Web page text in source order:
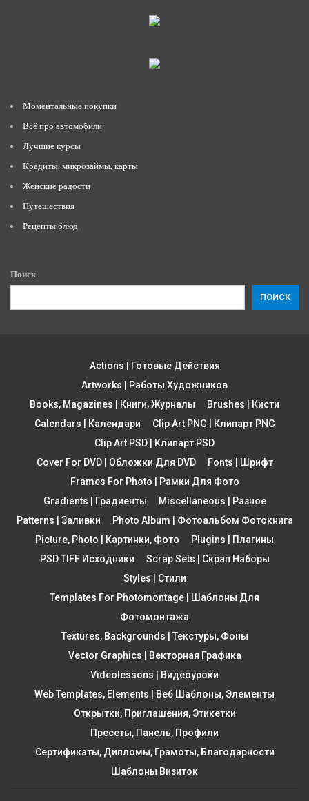
Моментальные покупки
Всё про автомобили
Лучшие курсы
Кредиты, микрозаймы, карты
Женские радости
Путешествия
Рецепты блюд
Поиск
ПОИСК
Actions | Готовые Действия
Artworks | Работы Художников
Books, Magazines | Книги, Журналы
Brushes | Кисти
Calendars | Календари
Clip Art PNG | Клипарт PNG
Clip Art PSD | Клипарт PSD
Cover For DVD | Обложки Для DVD
Fonts | Шрифт
Frames For Photo | Рамки Для Фото
Gradients | Градиенты
Miscellaneous | Разное
Patterns | Заливки
Photo Album | Фотоальбом Фотокнига
Picture, Photo | Картинки, Фото
Plugins | Плагины
PSD TIFF Исходники
Scrap Sets | Скрап Наборы
Styles | Стили
Templates For Photomontage | Шаблоны Для
Фотомонтажа
Textures, Backgrounds | Текстуры, Фоны
Vector Graphics | Векторная Графика
Videolessons | Видеоуроки
Web Templates, Elements | Веб Шаблоны, Элементы
Открытки, Приглашения, Этикетки
Пресеты, Панель, Профили
Сертификаты, Дипломы, Грамоты, Благодарности
Шаблоны Визиток